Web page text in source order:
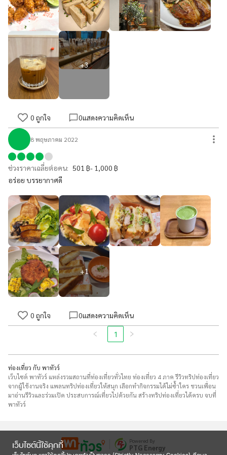
เว็บไซต์นี้ใช้คุกกี้
+3
0 ถูกใจ 0แสดงความคิดเห็น
8 พฤษภาคม 2022
ช่วงราคาเฉลี่ยต่อคน: 501 ฿- 1,000 ฿
อร่อย บรรยากาศดี
+1
0 ถูกใจ 0แสดงความคิดเห็น
1
ท่องเที่ยว กับ พาทัวร์
เว็บไซต์ พาทัวร์ แหล่งรวมสถานที่ท่องเที่ยวทั่วไทย ท่องเที่ยว 4 ภาค รีวิวทริปท่องเที่ยว
จากผู้ใช้งานจริง แพลนทริปท่องเที่ยวให้สนุก เลือกทำกิจกรรมได้ไม่ซ้ำใคร ชวนเพื่อน
มาอ่านรีวิวและร่วมเปิด ประสบการณ์เที่ยวไปด้วยกัน สร้างทริปท่องเที่ยวได้ครบ จบที่
พาทัวร์
Powered By
PTG Energy